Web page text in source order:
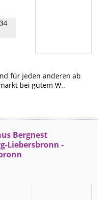
für jeden anderen ab
bei gutem W..
Bergnest
Liebersbronn -